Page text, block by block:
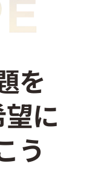
を
に
う